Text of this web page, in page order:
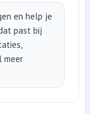
en help je
past bij
meer